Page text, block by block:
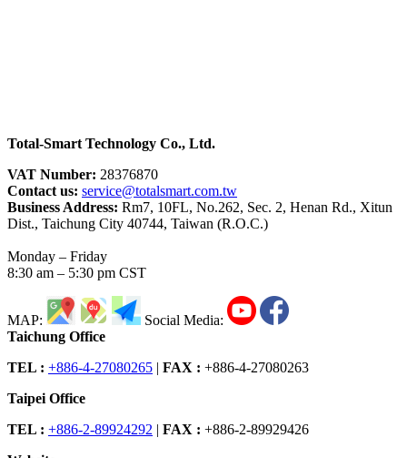
Total-Smart Technology Co., Ltd.
VAT Number: 28376870
Contact us: service@totalsmart.com.tw
Business Address: Rm7, 10FL, No.262, Sec. 2, Henan Rd., Xitun
Dist., Taichung City 40744, Taiwan (R.O.C.)
Monday – Friday
8:30 am – 5:30 pm CST
MAP:
Social Media:
Taichung Office
TEL : +886-4-27080265 | FAX : +886-4-27080263
Taipei Office
TEL : +886-2-89924292 | FAX : +886-2-89929426